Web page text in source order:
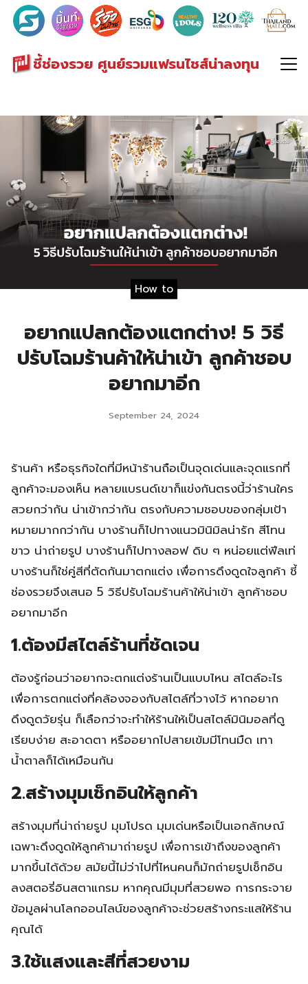
ชี้ช่องรวย ศูนย์รวมแฟรนไชส์น่าลงทุน
Search
for:
How to
อยากแปลกต้องแตกต่าง! 5 วิธี
ปรับโฉมร้านค้าให้น่าเข้า ลูกค้าชอบ
อยากมาอีก
September 24, 2024
ร้านค้า หรือธุรกิจใดที่มีหน้าร้านถือเป็นจุดเด่นและจุดแรกที่
ลูกค้าจะมองเห็น หลายแบรนด์เขาก็แข่งกันตรงนี้ว่าร้านใคร
สวยกว่ากัน น่าเข้ากว่ากัน ตรงกับความชอบของกลุ่มเป้า
หมายมากกว่ากัน บางร้านก็ไปทางแนวมินิมิลน่ารัก สีโทน
ขาว น่าถ่ายรูป บางร้านก็ไปทางลอฟ ดิบ ๆ หน่อยแต่ฟีลเท่
บางร้านก็ใช่คู่สีที่ตัดกันมาตกแต่ง เพื่อการดึงดูดใจลูกค้า ชี้
ช่องรวยจึงเสนอ 5 วิธีปรับโฉมร้านค้าให้น่าเข้า ลูกค้าชอบ
อยากมาอีก
1.ต้องมีสไตล์ร้านที่ชัดเจน
ต้องรู้ก่อนว่าอยากจะตกแต่งร้านเป็นแบบไหน สไตล์อะไร
เพื่อการตกแต่งที่คล้องจองกับสไตล์ที่วางไว้ หากอยาก
ดึงดูดวัยรุ่น ก็เลือกว่าจะทำให้ร้านให้เป็นสไตล์มินิมอลที่ดู
เรียบง่าย สะอาดตา หรืออยากไปสายเข้มมีโทนมืด เทา
น้ำตาลก็ได้เหมือนกัน
2.สร้างมุมเช็กอินให้ลูกค้า
สร้างมุมที่น่าถ่ายรูป มุมโปรด มุมเด่นหรือเป็นเอกลักษณ์
เฉพาะดึงดูดให้ลูกค้ามาถ่ายรูป เพื่อการเข้าถึงของลูกค้า
มากขึ้นได้ด้วย สมัยนี้ไม่ว่าไปที่ไหนคนก็มักถ่ายรูปเช็กอิน
ลงสตอรี่อินสตาแกรม หากคุณมีมุมที่สวยพอ การกระจาย
ข้อมูลผ่านโลกออนไลน์ของลูกค้าจะช่วยสร้างกระแสให้ร้าน
คุณได้
3.ใช้แสงและสีที่สวยงาม